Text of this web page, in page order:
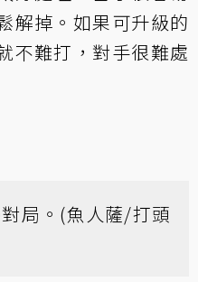
解掉。如果可升級的
不難打，對手很難處
局。(魚人薩/打頭